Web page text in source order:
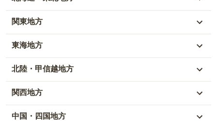
北海道
青森県
秋田県
山形県
関東地方
東京都
神奈川県
埼玉県
東海地方
愛知県
岐阜県
静岡県
北陸・甲信越地方
富山県
石川県
関西地方
大阪府
中国・四国地方